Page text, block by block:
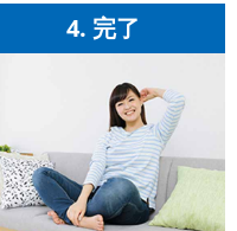
4. 完了